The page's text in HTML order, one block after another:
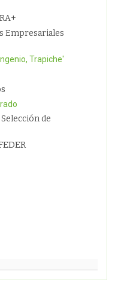
Empresariales
Trapiche'
de